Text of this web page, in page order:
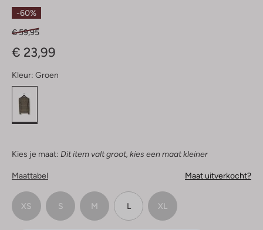
Sterren
-60%
€ 59,95
€ 23,99
Kleur: Groen
Kies je maat: Dit item valt groot, kies een maat kleiner
Maattabel Maat uitverkocht?
XS S M L XL